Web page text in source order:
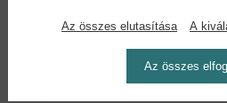
Könyvet keres?Nem
Az összes elutasítása A
Az összes